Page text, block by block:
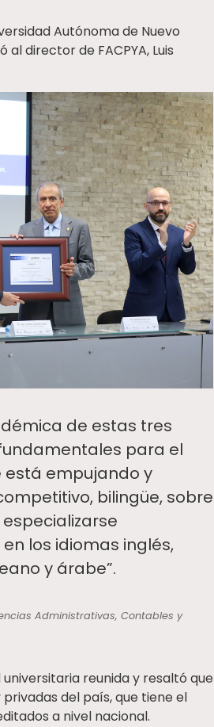
Autónoma de Nuevo
al director de FACPYA, Luis
de estas tres
para el
está empujando y
bilingüe, sobre
los idiomas inglés,
y árabe”.
Administrativas, Contables y
reunida y resaltó que
privadas del país, que tiene el
a nivel nacional.